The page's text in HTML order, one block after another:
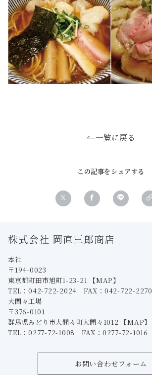
一覧に戻る
この記事をシェアする
株式会社 岡直三郎商店
本社
〒194-0023
東京都町田市旭町1-23-21
【MAP】
TEL：042-722-2024 FAX：042-722-2270
大間々工場
〒376-0101
群馬県みどり市大間々町大間々1012
【MAP】
TEL：0277-72-1008 FAX：0277-72-1016
お問い合わせフォーム